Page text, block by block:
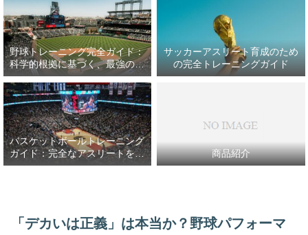
野球トレーニング完全ガイド：
科学的根拠に基づく、最強の野
球アスリート育成プラン
サッカーアスリート育成のため
の完全トレーニングガイド
バスケットボールトレーニング
ガイド：完全なアスリートを目
指して
商品紹介
「デカいは正義」は本当か？野球パフォーマ